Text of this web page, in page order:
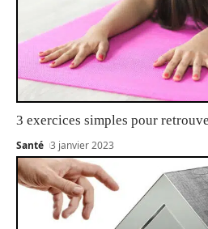
3 exercices simples pour
Santé 3 janvier 2023